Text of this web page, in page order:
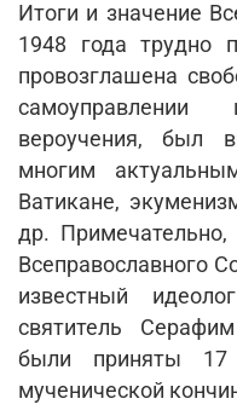
Итоги и значение
1948 года трудно
провозглашена
вероучения, был
многим
Ватикане,
др.
Всеправославного
известный
святитель
были приняты
мученической